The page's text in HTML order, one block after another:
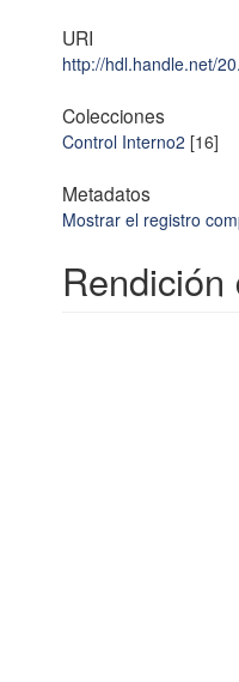
URI
http://hdl.handle.net/
Colecciones
Control Interno2 [16]
Metadatos
Mostrar el registro